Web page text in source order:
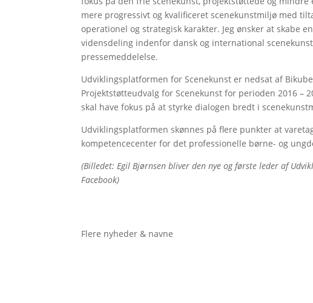
mere progressivt og kvalificeret scenekunstmiljø med
operationel og strategisk karakter. Jeg ønsker at skabe
vidensdeling indenfor dansk og international
pressemeddelelse.
Udviklingsplatformen for Scenekunst er nedsat af
Projektstøtteudvalg for Scenekunst for perioden 2016 –
skal have fokus på at styrke dialogen bredt i
Udviklingsplatformen skønnes på flere punkter at
kompetencecenter for det professionelle børne- og
(Billedet: Egil Bjørnsen bliver den nye og første leder af
Facebook)
Flere nyheder & navne